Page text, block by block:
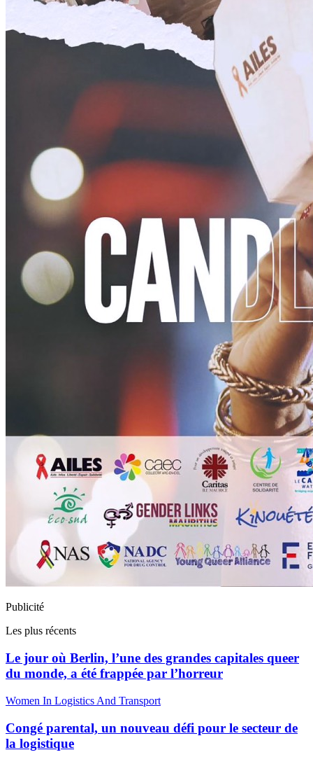
Publicité
Les plus récents
Le jour où Berlin, l’une des grandes capitales queer
du monde, a été frappée par l’horreur
Women In Logistics And Transport
Congé parental, un nouveau défi pour le secteur de
la logistique